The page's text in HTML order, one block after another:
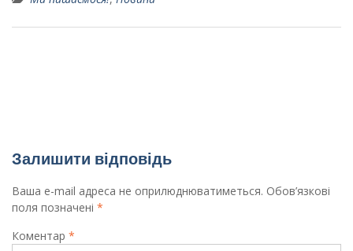
Залишити відповідь
Ваша e-mail адреса не оприлюднюватиметься. Обов’язкові
поля позначені *
Коментар *